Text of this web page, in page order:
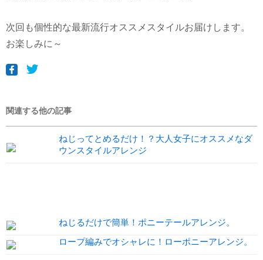
次回も個性的な最新流行オススメスタイルお届けします。
お楽しみに～
関連する他の記事
ねじってとめるだけ！？大人女子にオススメなダ
ウンスタイルアレンジ
ねじるだけで簡単！ポニーテールアレンジ。
ロープ編みでオシャレに！ローポニーアレンジ。